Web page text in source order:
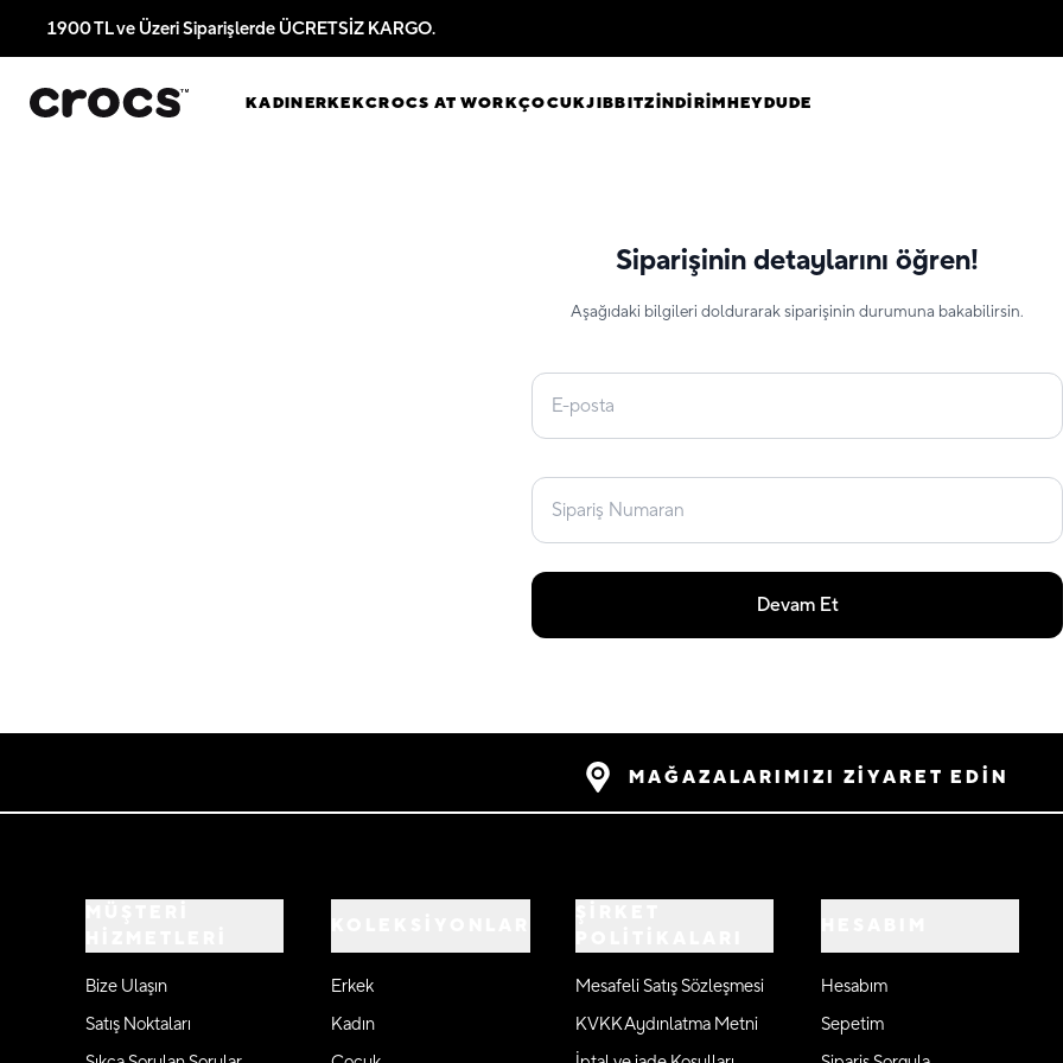
1900 TL ve Üzeri Siparişlerde ÜCRETSİZ KARGO.
KADINERKEKCROCS AT WORKÇOCUKJIBBITZİNDİRİMHEYDUDE
Siparişinin detaylarını öğren!
Aşağıdaki bilgileri doldurarak siparişinin durumuna bakabilirsin.
E-posta
Sipariş Numaran
Devam Et
MAĞAZALARIMIZI ZİYARET EDİN
Bize Ulaşın
Satış Noktaları
Erkek
Kadın
Mesafeli Satış Sözleşmesi
KVKK Aydınlatma Metni
Hesabım
Sepetim